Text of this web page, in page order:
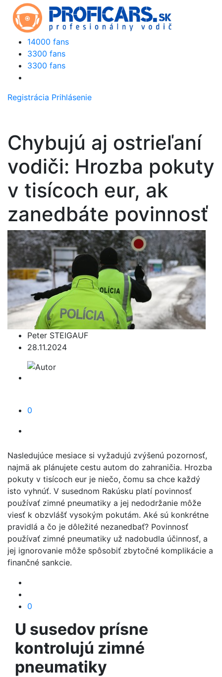
14000 fans
3300 fans
3300 fans
Registrácia Prihlásenie
Chybujú aj ostrieľaní
vodiči: Hrozba pokuty
v tisícoch eur, ak
zanedbáte povinnosť
Peter STEIGAUF
28.11.2024
0
Nasledujúce mesiace si vyžadujú zvýšenú pozornosť,
najmä ak plánujete cestu autom do zahraničia. Hrozba
pokuty v tisícoch eur je niečo, čomu sa chce každý
isto vyhnúť. V susednom Rakúsku platí povinnosť
používať zimné pneumatiky a jej nedodržanie môže
viesť k obzvlášť vysokým pokutám. Aké sú konkrétne
pravidlá a čo je dôležité nezanedbať? Povinnosť
používať zimné pneumatiky už nadobudla účinnosť, a
jej ignorovanie môže spôsobiť zbytočné komplikácie a
finančné sankcie.
0
U susedov prísne
kontrolujú zimné
pneumatiky